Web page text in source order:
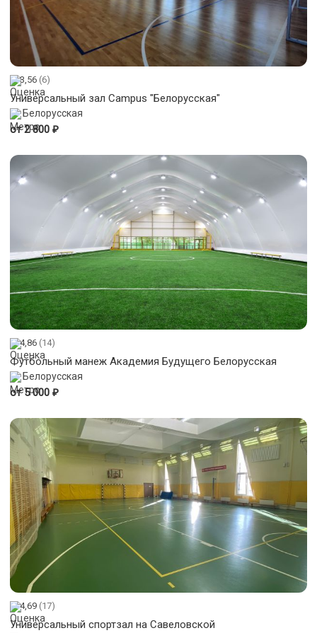
3,56 (6)
Универсальный зал Campus "Белорусская"
Белорусская
от 2 800 ₽
4,86 (14)
Футбольный манеж Академия Будущего Белорусская
Белорусская
от 5 000 ₽
4,69 (17)
Универсальный спортзал на Савеловской